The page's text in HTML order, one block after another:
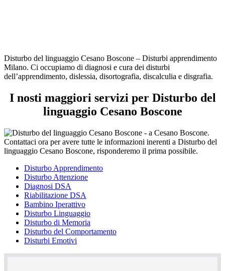
Disturbo del linguaggio Cesano Boscone – Disturbi apprendimento
Milano. Ci occupiamo di diagnosi e cura dei disturbi
dell’apprendimento, dislessia, disortografia, discalculia e disgrafia.
I nosti maggiori servizi per Disturbo del
linguaggio Cesano Boscone
Disturbo Apprendimento
Disturbo Attenzione
Diagnosi DSA
Riabilitazione DSA
Bambino Iperattivo
Disturbo Linguaggio
Disturbo di Memoria
Disturbo del Comportamento
Disturbi Emotivi